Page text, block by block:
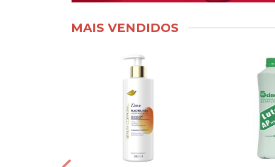
MAIS VENDIDOS